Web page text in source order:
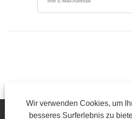
Wir verwenden Cookies, um
besseres Surferlebnis zu